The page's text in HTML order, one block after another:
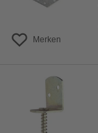
Merken